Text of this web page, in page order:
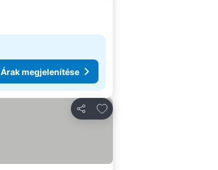
Árak megjelenítése
Megosztás
Hozzáadás a kedvencekhez